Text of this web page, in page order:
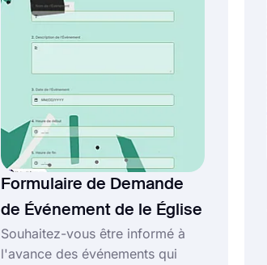
construction se déroule sans
Formulaire de Demande
de Événement de le Église
Souhaitez-vous être informé à
l'avance des événements qui